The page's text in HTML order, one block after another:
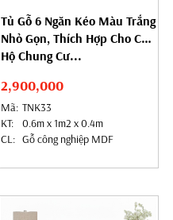
Tủ Gỗ 6 Ngăn Kéo Màu Trắng
Nhỏ Gọn, Thích Hợp Cho Căn
Hộ Chung Cư...
2,900,000
Mã: TNK33
KT:
0.6m x 1m2 x 0.4m
CL: Gỗ công nghiệp MDF